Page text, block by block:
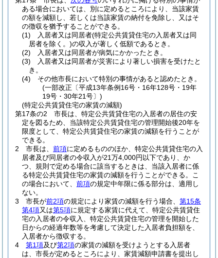
ある場合においては、別に定めるところにより、当該家賃
の額を減額し、若しくは当該家賃の納付を免除し、又はそ
の徴収を猶予することができる。
(1)
入居者又は同居者(特定公共賃貸住宅の入居者又は同
居者を除く。)の収入が著しく低額であるとき。
(2)
入居者又は同居者が病気にかかったとき。
(3)
入居者又は同居者が災害により著しい損害を受けたと
き。
(4)
その他市長において特別の事情があると認めたとき。
(一部改正〔平成13年条例16号・16年128号・19年
19号・30年21号〕)
(特定公共賃貸住宅の家賃の減額)
第17条の2
市長は、特定公共賃貸住宅の入居者の居住の安
定を図るため、当該特定公共賃貸住宅の管理開始後20年を
限度として、特定公共賃貸住宅の家賃の減額を行うことが
できる。
2
市長は、 前項に定めるもののほか、特定公共賃貸住宅の入
居者及び同居者の令収入が21万4,000円以下であり、か
つ、規則で定める場合に該当するときは、当該入居者に係
る特定公共賃貸住宅の家賃の減額を行うことができる。
こ
の場合において、 前項の規定中年限に係る部分は、適用し
ない。
3
市長が前2項の規定により家賃の減額を行う場合、 第15条
第4項又は第5項に規定する家賃に代えて、特定公共賃貸住
宅の入居者の令収入、特定公共賃貸住宅の管理を開始した
日からの経過年数等を考慮して決定した入居者負担額を、
入居者から徴収する。
4
第1項及び第2項の家賃の減額を受けようとする入居者
は、市長が定めるところにより、家賃減額申請書を提出し